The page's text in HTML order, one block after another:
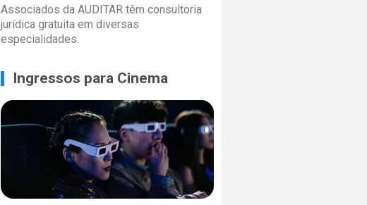
Associados da AUDITAR têm consultoria
jurídica gratuita em diversas
especialidades.
Ingressos para Cinema